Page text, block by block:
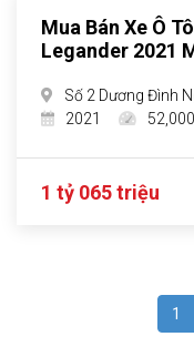
Mua Bán Xe Ô
Legander 2021
Số 2 Dương Đình
2021
1 tỷ 065 triệu
1